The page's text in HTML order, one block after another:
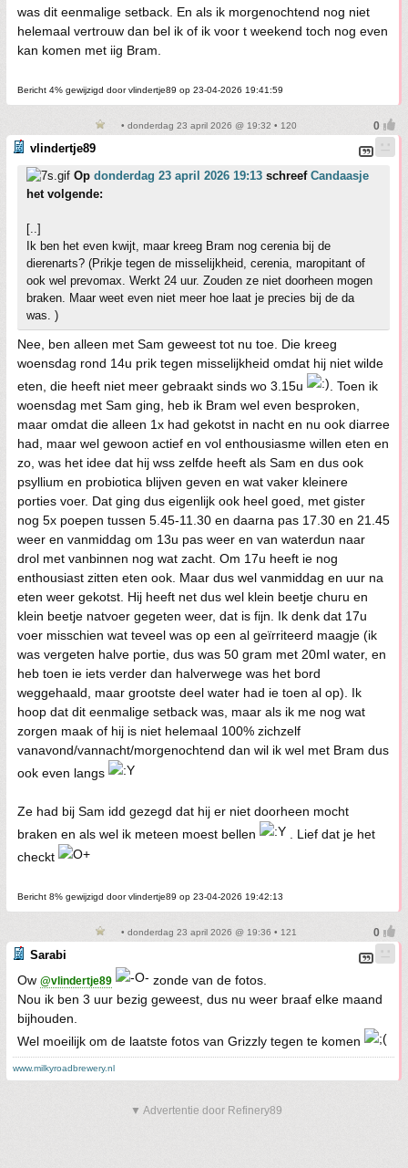
was dit eenmalige setback. En als ik morgenochtend nog niet
helemaal vertrouw dan bel ik of ik voor t weekend toch nog even
kan komen met iig Bram.
Bericht 4% gewijzigd door vlindertje89 op 23-04-2026 19:41:59
• donderdag 23 april 2026 @ 19:32 • 120
vlindertje89
Op donderdag 23 april 2026 19:13 schreef Candaasje
het volgende:
[..]
Ik ben het even kwijt, maar kreeg Bram nog cerenia bij de
dierenarts? (Prikje tegen de misselijkheid, cerenia, maropitant of
ook wel prevomax. Werkt 24 uur. Zouden ze niet doorheen mogen
braken. Maar weet even niet meer hoe laat je precies bij de da
was. )
Nee, ben alleen met Sam geweest tot nu toe. Die kreeg
woensdag rond 14u prik tegen misselijkheid omdat hij niet wilde
eten, die heeft niet meer gebraakt sinds wo 3.15u
. Toen ik
woensdag met Sam ging, heb ik Bram wel even besproken,
maar omdat die alleen 1x had gekotst in nacht en nu ook diarree
had, maar wel gewoon actief en vol enthousiasme willen eten en
zo, was het idee dat hij wss zelfde heeft als Sam en dus ook
psyllium en probiotica blijven geven en wat vaker kleinere
porties voer. Dat ging dus eigenlijk ook heel goed, met gister
nog 5x poepen tussen 5.45-11.30 en daarna pas 17.30 en 21.45
weer en vanmiddag om 13u pas weer en van waterdun naar
drol met vanbinnen nog wat zacht. Om 17u heeft ie nog
enthousiast zitten eten ook. Maar dus wel vanmiddag en uur na
eten weer gekotst. Hij heeft net dus wel klein beetje churu en
klein beetje natvoer gegeten weer, dat is fijn. Ik denk dat 17u
voer misschien wat teveel was op een al geïrriteerd maagje (ik
was vergeten halve portie, dus was 50 gram met 20ml water, en
heb toen ie iets verder dan halverwege was het bord
weggehaald, maar grootste deel water had ie toen al op). Ik
hoop dat dit eenmalige setback was, maar als ik me nog wat
zorgen maak of hij is niet helemaal 100% zichzelf
vanavond/vannacht/morgenochtend dan wil ik wel met Bram dus
ook even langs
Ze had bij Sam idd gezegd dat hij er niet doorheen mocht
braken en als wel ik meteen moest bellen
. Lief dat je het
checkt
Bericht 8% gewijzigd door vlindertje89 op 23-04-2026 19:42:13
• donderdag 23 april 2026 @ 19:36 • 121
Sarabi
Ow @vlindertje89
zonde van de fotos.
Nou ik ben 3 uur bezig geweest, dus nu weer braaf elke maand
bijhouden.
Wel moeilijk om de laatste fotos van Grizzly tegen te komen
www.milkyroadbrewery.nl
▼ Advertentie door Refinery89